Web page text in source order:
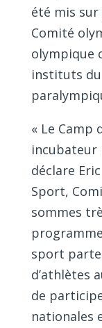
été mis
Comité
olympique
instituts
« Le Camp
incubateur
déclare
Sport,
sommes
sport
d’athlètes
de
nationales